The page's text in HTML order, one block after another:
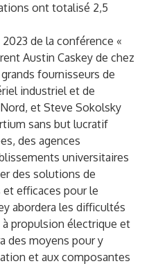
ont totalisé 2,5
de la conférence «
Austin Caskey de chez
fournisseurs de
industriel et de
et Steve Sokolsky
sans but lucratif
des agences
universitaires
des solutions de
efficaces pour le
abordera les difficultés
propulsion électrique et
des moyens pour y
et aux composantes